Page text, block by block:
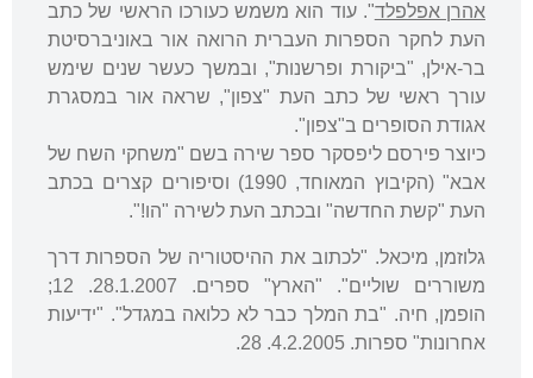
אהרן אפלפלד". עוד הוא משמש כעורכו הראשי של כתב
העת לחקר הספרות העברית הרואה אור באוניברסיטת
בר-אילן, "ביקורת ופרשנות", ובמשך כעשר שנים שימש
עורך ראשי של כתב העת "צפון", שראה אור במסגרת
אגודת הסופרים ב"צפון".
כיוצר פירסם ליפסקר ספר שירה בשם "משחקי השח של
אבא" (הקיבוץ המאוחד, 1990) וסיפורים קצרים בכתב
העת "קשת החדשה" ובכתב העת לשירה "הו!".
גלוזמן, מיכאל. "לכתוב את ההיסטוריה של הספרות דרך
משוררים שוליים". "הארץ" ספרים. 28.1.2007. 12;
הופמן, חיה. "בת המלך כבר לא כלואה במגדל". "ידיעות
אחרונות" ספרות. 4.2.2005. 28.